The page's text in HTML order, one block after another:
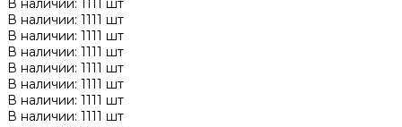
В наличии: 1111 шт
В наличии: 1111 шт
В наличии: 1111 шт
В наличии: 1111 шт
В наличии: 1111 шт
В наличии: 1111 шт
В наличии: 1111 шт